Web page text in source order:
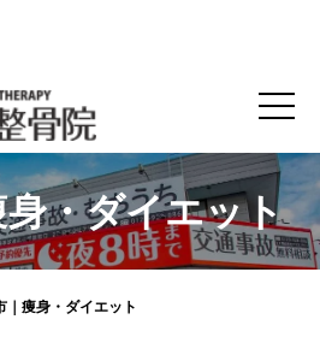
｜ありす鍼灸整骨院｜香川県高
・ダイエット
｜痩身・ダイエット